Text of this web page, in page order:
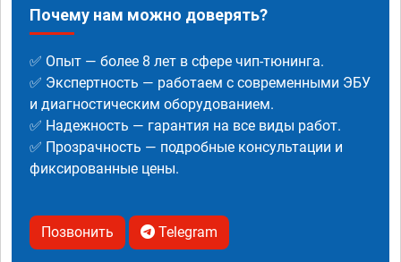
Почему нам можно доверять?
✅ Опыт — более 8 лет в сфере чип-тюнинга.
✅ Экспертность — работаем с современными ЭБУ
и диагностическим оборудованием.
✅ Надежность — гарантия на все виды работ.
✅ Прозрачность — подробные консультации и
фиксированные цены.
Позвонить Telegram